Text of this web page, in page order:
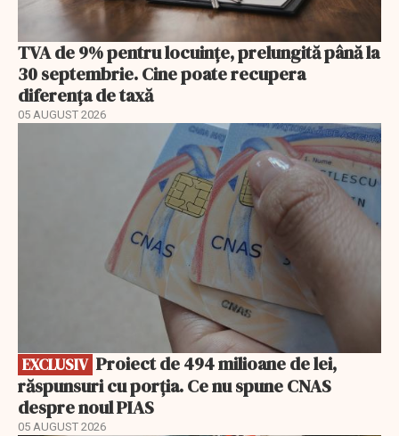
TVA de 9% pentru locuințe, prelungită până la
30 septembrie. Cine poate recupera
diferența de taxă
05 AUGUST 2026
EXCLUSIV
răspunsuri cu porția. Ce nu spune CNAS
despre noul PIAS
05 AUGUST 2026